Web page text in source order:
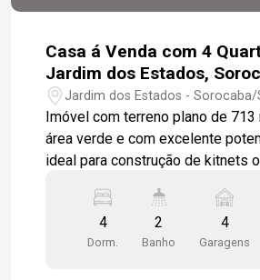
Casa á Venda com 4
Jardim dos Estados,
Jardim dos Estados - Sorocaba/
Imóvel com terreno plano de 713
área verde e com excelente
ideal para construção de kitnets
Sala de jantar; -Cozinha; -2
para até 4 veículos. Localização: -A 12 minutos
do Centro de Sorocaba; -Próximo
4
Dorm.
2
Banho
4
Garagens